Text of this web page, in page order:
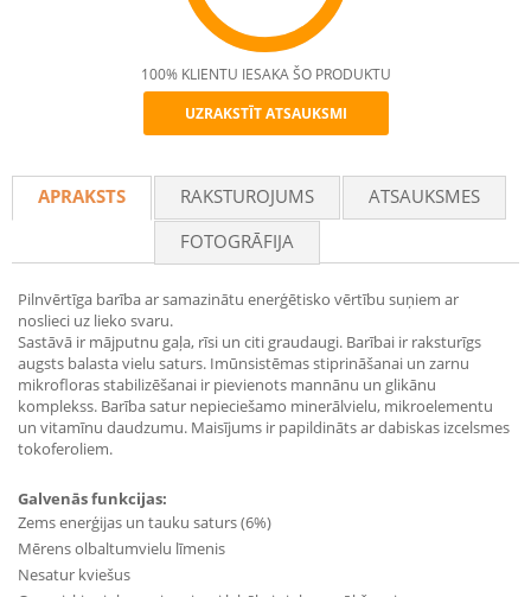
Recommend
100% KLIENTU IESAKA ŠO PRODUKTU
UZRAKSTĪT ATSAUKSMI
APRAKSTS RAKSTUROJUMS
ATSAUKSMES
FOTOGRĀFIJA
Pilnvērtīga barība ar samazinātu enerģētisko vērtību suņiem ar
noslieci uz lieko svaru.
Sastāvā ir mājputnu gaļa, rīsi un citi graudaugi. Barībai ir raksturīgs
augsts balasta vielu saturs. Imūnsistēmas stiprināšanai un zarnu
mikrofloras stabilizēšanai ir pievienots mannānu un glikānu
komplekss. Barība satur nepieciešamo minerālvielu, mikroelementu
un vitamīnu daudzumu. Maisījums ir papildināts ar dabiskas izcelsmes
tokoferoliem.
Galvenās funkcijas:
Zems enerģijas un tauku saturs (6%)
Mērens olbaltumvielu līmenis
Nesatur kviešus